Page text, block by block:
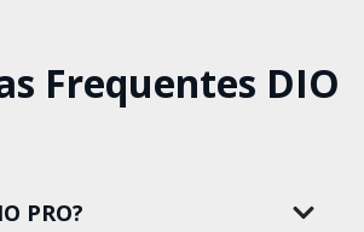
Frequentes DIO
PRO?